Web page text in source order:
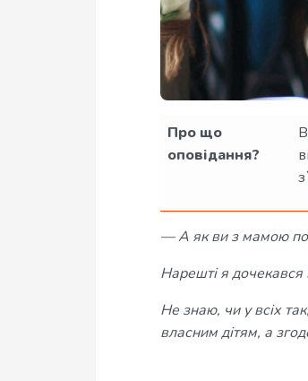
Про що
оповідання?
— А як ви з мамою
Нарешті я дочекався
Не знаю, чи у всіх
власним дітям, а